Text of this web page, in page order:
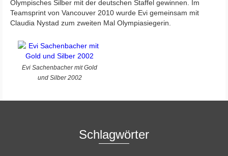
Olympisches Silber mit der deutschen Staffel gewinnen. Im
Teamsprint von Vancouver 2010 wurde Evi gemeinsam mit
Claudia Nystad zum zweiten Mal Olympiasiegerin.
Evi Sachenbacher mit Gold
und Silber 2002
Schlagwörter